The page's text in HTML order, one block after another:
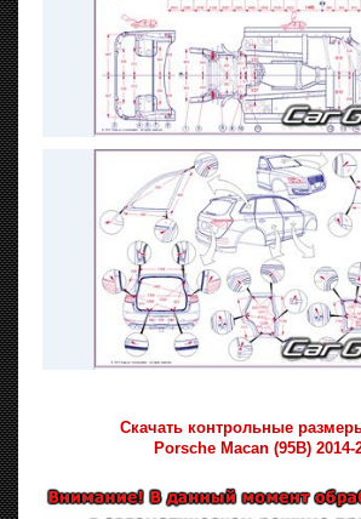
Скачать контрольные
Porsche Macan (95B) 2014-